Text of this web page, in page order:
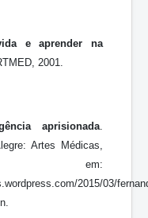
e aprender na
2001.
aprisionada
Artes Médicas,
em:
2015/03/